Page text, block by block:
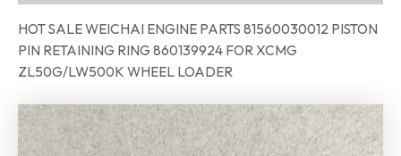
HOT SALE WEICHAI ENGINE PARTS 81560030012 PISTON
PIN RETAINING RING 860139924 FOR XCMG
ZL50G/LW500K WHEEL LOADER